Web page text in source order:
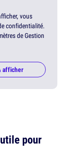
vous
confidentialité.
de Gestion
afficher
pour